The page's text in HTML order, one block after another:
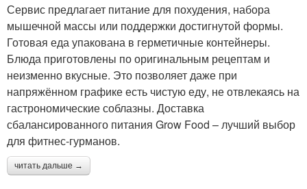
Сервис предлагает питание для похудения, набора
мышечной массы или поддержки достигнутой формы.
Готовая еда упакована в герметичные контейнеры.
Блюда приготовлены по оригинальным рецептам и
неизменно вкусные. Это позволяет даже при
напряжённом графике есть чистую еду, не отвлекаясь на
гастрономические соблазны. Доставка
сбалансированного питания Grow Food – лучший выбор
для фитнес-гурманов.
читать дальше →